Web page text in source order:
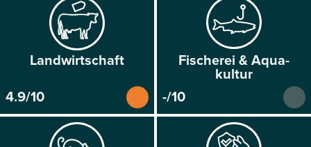
Land­wirtschaft
4.9/10
Fischerei & Aqua­
kultur
-/10